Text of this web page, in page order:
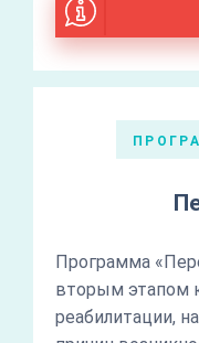
Программа
вторым этапом
реабилитации,